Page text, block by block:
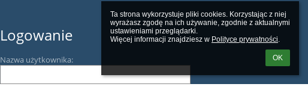
Ta strona wykorzystuje pliki cookies. Korzystając z niej
wyrażasz zgodę na ich używanie, zgodnie z aktualnymi
ustawieniami przeglądarki.
Więcej informacji znajdziesz w Polityce prywatności.
OK
Logowanie
Nazwa użytkownika: